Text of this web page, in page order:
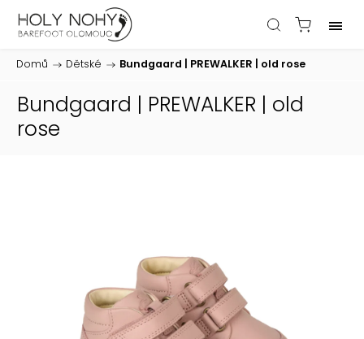
Domů / Dětské / Bundgaard | PREWALKER | old rose
Bundgaard | PREWALKER | old
rose